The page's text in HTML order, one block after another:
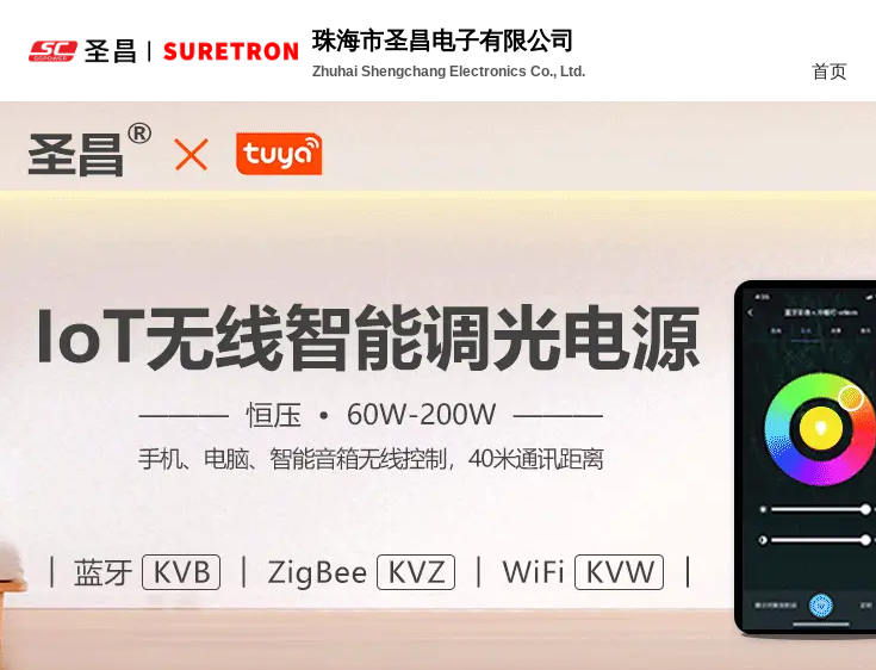
珠海市圣昌电子有限公司
Zhuhai Shengchang Electronics Co., Ltd. 首页